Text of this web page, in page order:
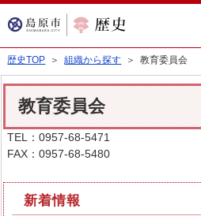
歴史TOP ＞組織から探す ＞ 教育委員会
教育委員会
TEL：0957-68-5471
FAX：0957-68-5480
新着情報